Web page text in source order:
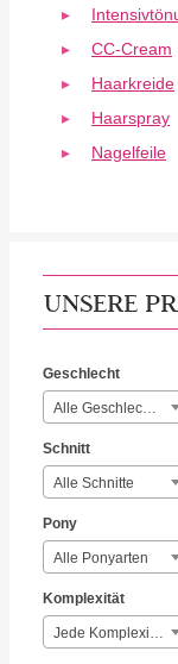
CC-Cream
Haarkreide
Haarspray
Nagelfeile
UNSERE
Geschlecht
Alle Geschlechter
Schnitt
Alle Schnitte
Pony
Alle Ponyarten
Komplexität
Jede Komplexität